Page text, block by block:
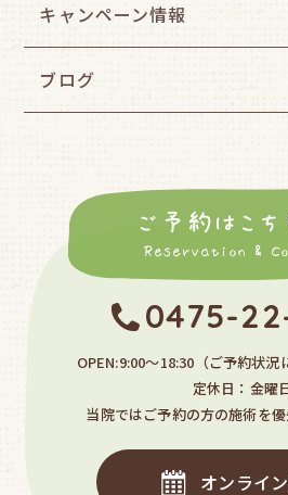
キャンペーン情報
ブログ
ご予約はこち
Reservation &
0475-
OPEN:9:00〜18:30 （ご予約状況
定休日：金曜
当院ではご予約の方の施術を優
オンライ